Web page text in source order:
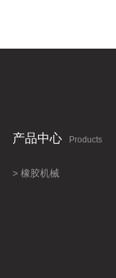
产品中心 Products
橡胶机械